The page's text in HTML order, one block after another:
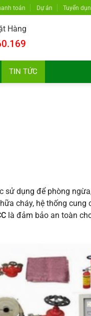
toán Dự án Tuyển
Hàng
TIN TỨC
sử dụng để phòng
cháy, hệ thống cung
là đảm bảo an toàn